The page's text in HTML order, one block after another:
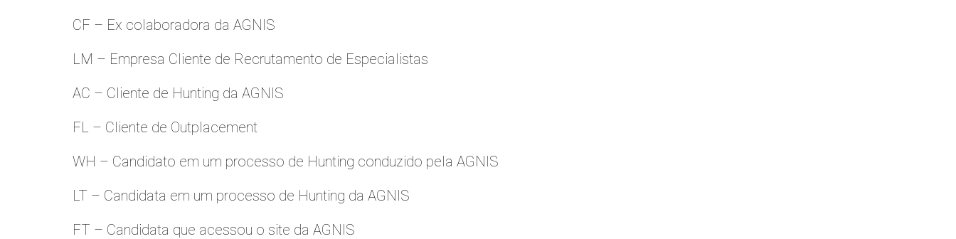
CF – Ex colaboradora da AGNIS
LM – Empresa Cliente de Recrutamento de Especialistas
AC – Cliente de Hunting da AGNIS
FL – Cliente de Outplacement
WH – Candidato em um processo de Hunting conduzido pela AGNIS
LT – Candidata em um processo de Hunting da AGNIS
FT – Candidata que acessou o site da AGNIS